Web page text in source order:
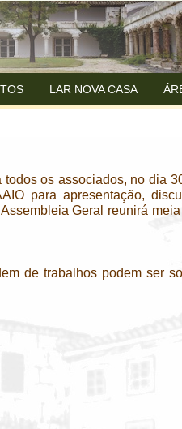
LAR NOVA CASA
os associados, no dia
para apresentação,
Geral reunirá
de trabalhos podem ser